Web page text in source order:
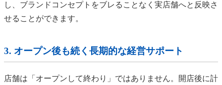
し、ブランドコンセプトをブレることなく実店舗へと反映さ
せることができます。
3. オープン後も続く長期的な経営サポート
店舗は「オープンして終わり」ではありません。開店後に計